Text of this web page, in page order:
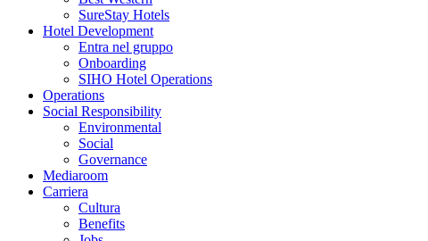
SureStay Hotels
Hotel Development
Entra nel gruppo
Onboarding
SIHO Hotel Operations
Operations
Social Responsibility
Environmental
Social
Governance
Mediaroom
Carriera
Cultura
Benefits